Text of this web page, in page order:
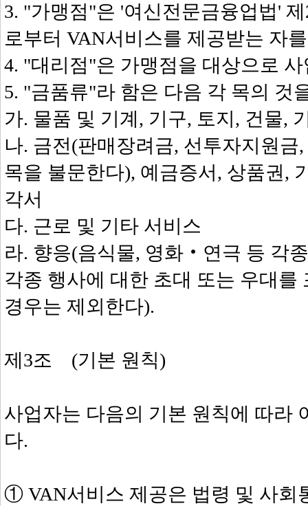
3. "가맹점"은 '여신전문금융업법'
로부터 VAN서비스를 제공받는 자
4. "대리점"은 가맹점을 대상으로
5. "금품류"라 함은 다음 각 목의 것
가. 물품 및 기계, 기구, 토지, 건물,
나. 금전(판매장려금, 선투자지원
목을 불문한다), 예금증서, 상품권,
각서
다. 근로 및 기타 서비스
라. 향응(음식물, 영화‧연극 등
각종 행사에 대한 초대 또는 우대
경우는 제외한다).
제3조 (기본 원칙)
사업자는 다음의 기본 원칙에 따라
다.
① VAN서비스 제공은 법령 및 사회